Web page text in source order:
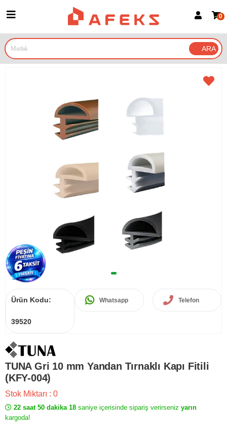
Google İle Bağlan
0
Ürün Kodu:
39520
Whatsapp Telefon
TUNA Gri 10 mm Yandan Tırnaklı Kapı Fitili
(KFY-004)
Stok Miktarı : 0
22 saat 50 dakika 18 saniye içerisinde sipariş verirseniz yarın
kargoda!